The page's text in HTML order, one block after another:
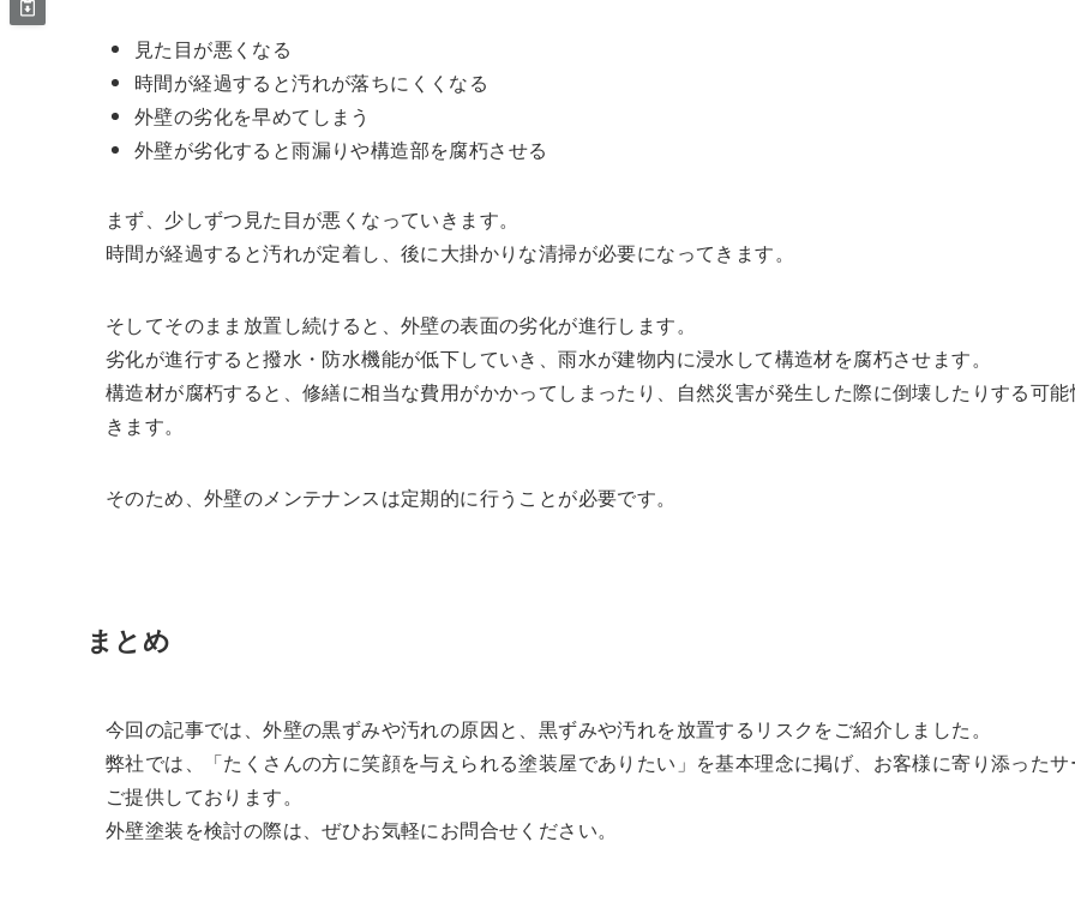
見た目が悪くなる
時間が経過すると汚れが落ちにくくなる
外壁の劣化を早めてしまう
外壁が劣化すると雨漏りや構造部を腐朽させる
まず、少しずつ見た目が悪くなっていきます。
時間が経過すると汚れが定着し、後に大掛かりな清掃が必要になってきます。
そしてそのまま放置し続けると、外壁の表面の劣化が進行します。
劣化が進行すると撥水・防水機能が低下していき、雨水が建物内に浸水して構造材を腐朽させます。
構造材が腐朽すると、修繕に相当な費用がかかってしまったり、自然災害が発生した際に倒壊したりする可
きます。
そのため、外壁のメンテナンスは定期的に行うことが必要です。
まとめ
今回の記事では、外壁の黒ずみや汚れの原因と、黒ずみや汚れを放置するリスクをご紹介しました。
弊社では、「たくさんの方に笑顔を与えられる塗装屋でありたい」を基本理念に掲げ、お客様に寄り添った
ご提供しております。
外壁塗装を検討の際は、ぜひお気軽にお問合せください。